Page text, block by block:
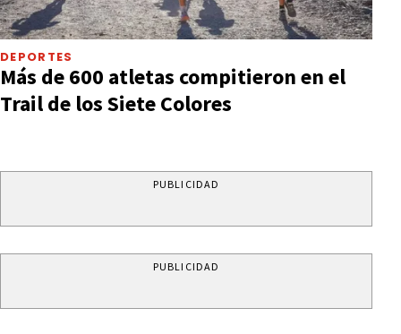
DEPORTES
Más de 600 atletas compitieron en el
Trail de los Siete Colores
PUBLICIDAD
PUBLICIDAD